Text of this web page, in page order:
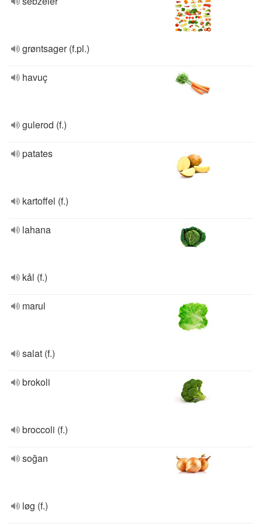
grøntsager (f.pl.)
havuç
gulerod (f.)
patates
kartoffel (f.)
lahana
kål (f.)
marul
salat (f.)
brokoli
broccoli (f.)
soğan
løg (f.)